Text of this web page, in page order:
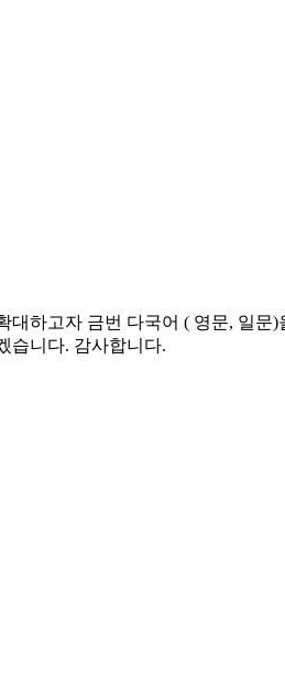
하고자 금번 다국어 ( 영문, 일문
습니다. 감사합니다.